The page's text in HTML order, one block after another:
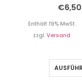
€6,50
Enthält 19% MwSt.
zzgl.Versand